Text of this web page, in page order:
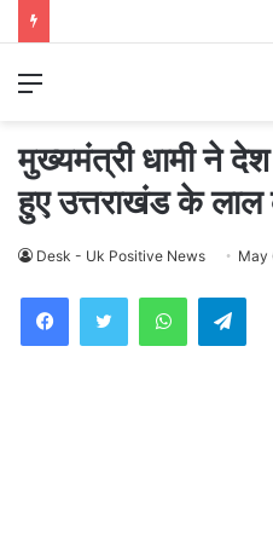
Menu
मुख्यमंत्री धामी ने
हुए उत्तराखंड के लाल
Desk - Uk Positive News May
WhatsApp